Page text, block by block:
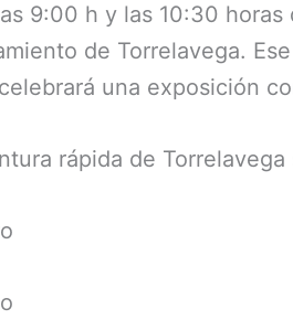
9:00 h y las 10:30
de Torrelavega.
una exposición
rápida de